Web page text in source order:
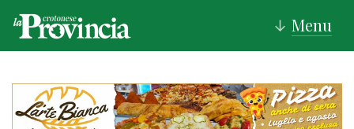
↓ Menu